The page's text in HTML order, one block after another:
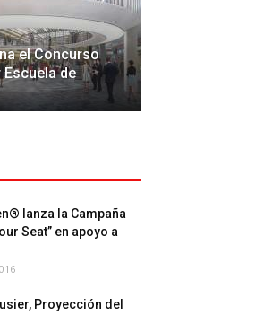
el Concurso
de
lanza la Campaña
Seat” en apoyo a
Proyección del